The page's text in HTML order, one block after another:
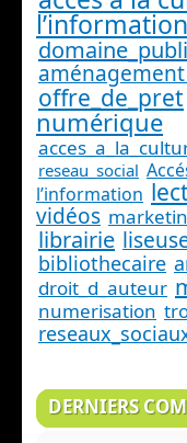
l’information
offre_de_pret
numérique
reseau_social
l’information
vidéos
librairie
bibliothecaire
droit_d_auteur
numerisation
DERNIERS